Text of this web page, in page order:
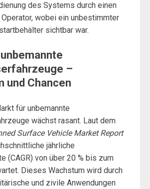
des Systems durch einen
wobei ein unbestimmter
sichtbar war.
–
und Chancen
für unbemannte
wächst rasant. Laut dem
Surface Vehicle Market Report
jährliche
(CAGR) von über 20 % bis zum
Dieses Wachstum wird durch
und zivile Anwendungen